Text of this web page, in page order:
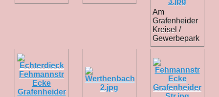
Am
Grafenheider
Kreisel /
Gewerbepark